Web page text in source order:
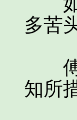
多苦
傅
知所